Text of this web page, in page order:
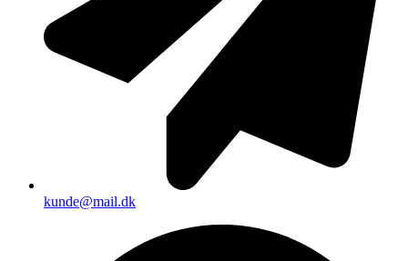
kunde@mail.dk